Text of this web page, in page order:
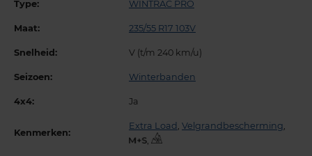
Type: WINTRAC PRO
Maat: 235/55 R17 103V
Snelheid: V (t/m 240 km/u)
Seizoen: Winterbanden
4x4: Ja
Kenmerken:
Extra Load , Velgrandbescherming,
,